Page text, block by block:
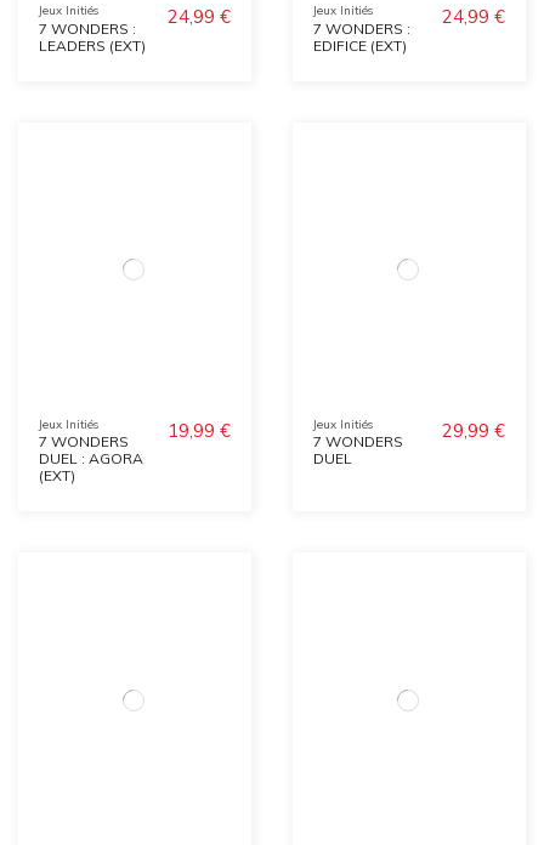
Jeux Initiés
7 WONDERS :
LEADERS (EXT)
24,99 € Jeux Initiés
7 WONDERS :
EDIFICE (EXT)
24,99 €
Jeux Initiés
7 WONDERS
DUEL : AGORA
(EXT)
19,99 € Jeux Initiés
7 WONDERS
DUEL
29,99 €